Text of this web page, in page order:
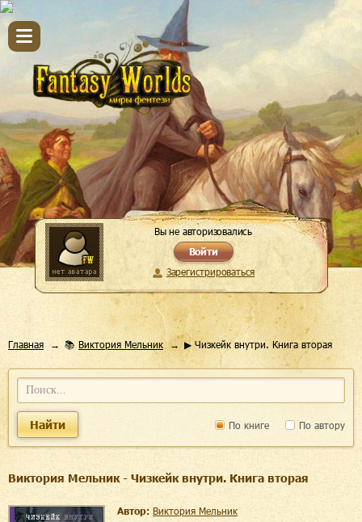
Вы не авторизовались
Войти
Зарегистрироваться
Главная 📚 Виктория Мельник ▶ Чизкейк внутри. Книга вторая
По книге По автору
Найти
Виктория Мельник - Чизкейк внутри. Книга вторая
Автор: Виктория Мельник